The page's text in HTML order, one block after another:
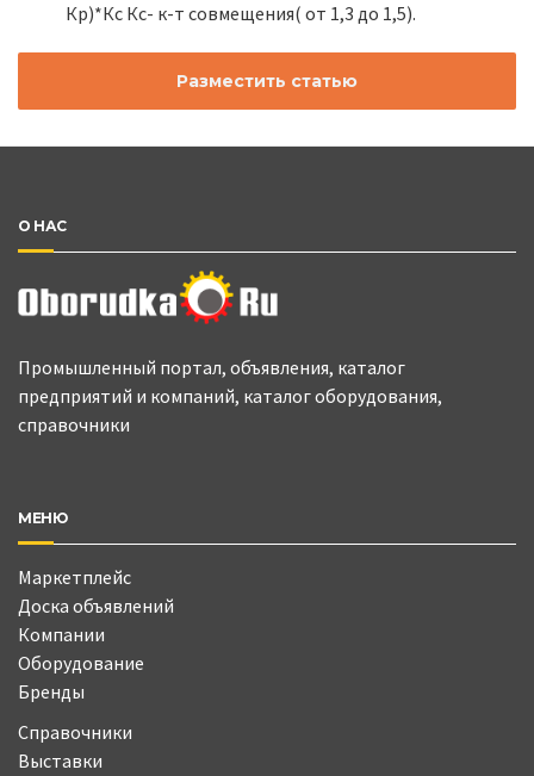
Кр)*Кс Кс- к-т со­вмещения( от 1,3 до 1,5).
Разместить статью
О НАС
Промышленный портал, объявления, каталог
предприятий и компаний, каталог оборудования,
справочники
МЕНЮ
Маркетплейс
Доска объявлений
Компании
Оборудование
Бренды
Справочники
Выставки